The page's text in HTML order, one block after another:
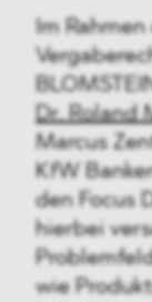
Im
Dr. Roland
Marcus
KfW
den Focus
hierbei
wie